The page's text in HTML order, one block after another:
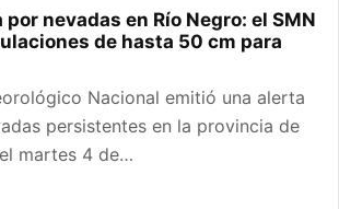
nevadas en Río Negro: el SMN
de hasta 50 cm para
Nacional emitió una alerta
persistentes en la provincia de
martes 4 de…